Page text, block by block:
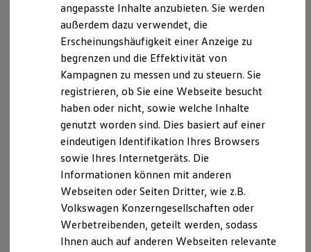
XTL-Dieselkraftstoff
Ersatzteile und Betriebsflüssigkeiten
Original Zubehör und Lifestyle Produkte
myVolkswagen
myVolkswagen Business
Elektrisch & Autonom
Elektro - & Hybridfahrzeuge
Unser Ansatz
Klimafreundlicher Strom
Reichweite & Ladelösungen
Reichweitensimulator
Ladezeitensimulator
Ladelösungen für Privatkunden
Ladelösungen für Gewerbekunden
Wallbox und Ladekabel
Förderung & Kosten der Elektrofahrzeuge
Fördermöglichkeiten für Privatkunden
Fördermöglichkeiten für Gewerbekunden
Datenschutzhinweis Volkswagen Online
In diesem Datenschutzhinweis informieren wir als Ihr
Volkswagen Partner Sie über die Verarbeitung Ihrer
personenbezogenen Daten durch Adolf Berning K.G.,
Herforder Str. 197; 33609 Bielefeld, („wir") im
Zusammenhang mit der Kaufabwicklung unter
Nutzung des Online Marktplatzes „Volkswagen Online
Shop" (im Folgenden „Plattform").
Auf dieser Plattform können Sie uns gegenüber
Kaufangebote für Volkswagen Original Teile®,
Volkswagen Economy Teile aus dem aktuellen
Economy Teile Sortiment, Volkswagen Original
angepasste Inhalte anzubieten. Sie werden
außerdem dazu verwendet, die
Erscheinungshäufigkeit einer Anzeige zu
begrenzen und die Effektivität von
Kampagnen zu messen und zu steuern. Sie
registrieren, ob Sie eine Webseite besucht
haben oder nicht, sowie welche Inhalte
genutzt worden sind. Dies basiert auf einer
eindeutigen Identifikation Ihres Browsers
sowie Ihres Internetgeräts. Die
Informationen können mit anderen
Webseiten oder Seiten Dritter, wie z.B.
Volkswagen Konzerngesellschaften oder
Werbetreibenden, geteilt werden, sodass
Ihnen auch auf anderen Webseiten relevante